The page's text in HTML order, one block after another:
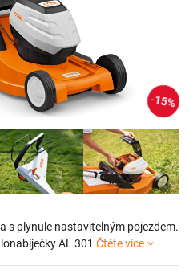
15%
s plynule nastavitelným pojezdem.
AL 301 Čtěte více